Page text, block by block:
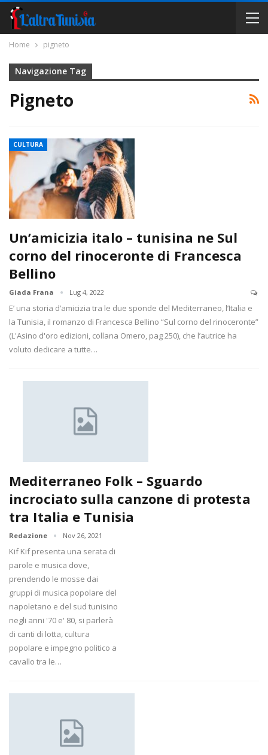
Home pigneto
Navigazione Tag
Pigneto
CULTURA
Un’amicizia italo – tunisina ne Sul
corno del rinoceronte di Francesca
Bellino
Giada Frana Lug 4, 2022
E’ una storia d’amicizia tra le due sponde del Mediterraneo, l’Italia e
la Tunisia, il romanzo di Francesca Bellino “Sul corno del rinoceronte”
(L'Asino d'oro edizioni, collana Omero, pag 250), che l’autrice ha
voluto dedicare a tutte…
Mediterraneo Folk – Sguardo
incrociato sulla canzone di protesta
tra Italia e Tunisia
Redazione Nov 26, 2021
Kif Kif presenta una serata di
parole e musica dove,
prendendo le mosse dai
gruppi di musica popolare del
napoletano e del sud tunisino
negli anni '70 e' 80, si parlerà
di canti di lotta, cultura
popolare e impegno politico a
cavallo tra le…